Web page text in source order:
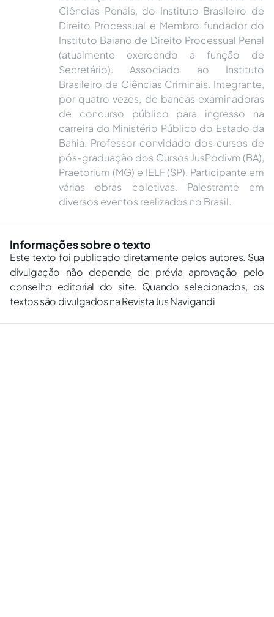
Ciências Penais, do Instituto Brasileiro de
Direito Processual e Membro fundador do
Instituto Baiano de Direito Processual Penal
(atualmente exercendo a função de
Secretário). Associado ao Instituto
Brasileiro de Ciências Criminais. Integrante,
por quatro vezes, de bancas examinadoras
de concurso público para ingresso na
carreira do Ministério Público do Estado da
Bahia. Professor convidado dos cursos de
pós-graduação dos Cursos JusPodivm (BA),
Praetorium (MG) e IELF (SP). Participante em
várias obras coletivas. Palestrante em
diversos eventos realizados no Brasil.
Informações sobre o texto
Este texto foi publicado diretamente pelos autores. Sua
divulgação não depende de prévia aprovação pelo
conselho editorial do site. Quando selecionados, os
textos são divulgados na Revista Jus Navigandi